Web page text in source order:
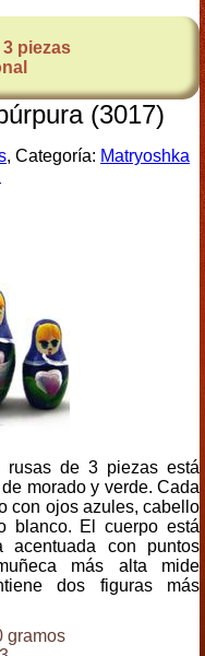
piezas
(3017)
, Categoría: Matryoshka
rusas de 3 piezas está
morado y verde. Cada
con ojos azules, cabello
blanco. El cuerpo está
con puntos
más alta mide
dos figuras más
gramos